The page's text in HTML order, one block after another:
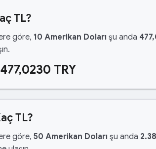
TL?
göre, 10 Amerikan Doları şu anda
TRY
TL?
göre, 50 Amerikan Doları şu anda